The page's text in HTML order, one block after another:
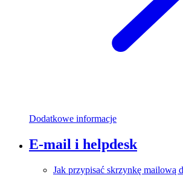
Dodatkowe informacje
E-mail i helpdesk
Jak przypisać skrzynkę mailową